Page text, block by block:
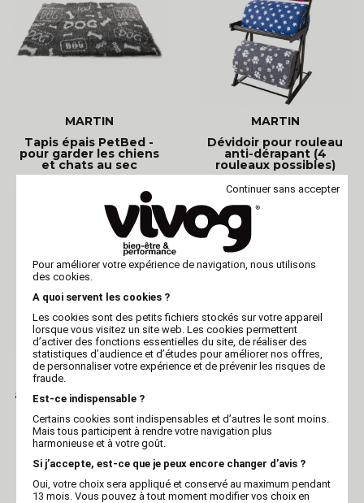
MARTIN
Tapis épais PetBed -
pour garder les chiens
et chats au sec
MARTIN
Dévidoir pour rouleau
anti-dérapant (4
rouleaux possibles)
MARTIN
Dévidoir pour rouleau
anti-dérapant (1 rouleau
possible)
Continuer sans accepter
Pour améliorer votre expérience de navigation, nous utilisons
des cookies.
A quoi servent les cookies ?
Les cookies sont des petits fichiers stockés sur votre appareil
lorsque vous visitez un site web. Les cookies permettent
d’activer des fonctions essentielles du site, de réaliser des
statistiques d’audience et d’études pour améliorer nos offres,
de personnaliser votre expérience et de prévenir les risques de
fraude.
Est-ce indispensable ?
Certains cookies sont indispensables et d’autres le sont moins.
Mais tous participent à rendre votre navigation plus
harmonieuse et à votre goût.
Si j’accepte, est-ce que je peux encore changer d’avis ?
Oui, votre choix sera appliqué et conservé au maximum pendant
13 mois. Vous pouvez à tout moment modifier vos choix en